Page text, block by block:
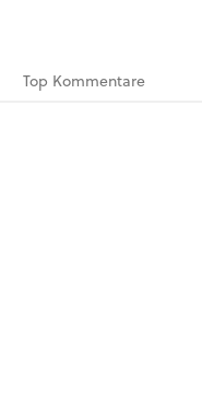
Top Kommentare